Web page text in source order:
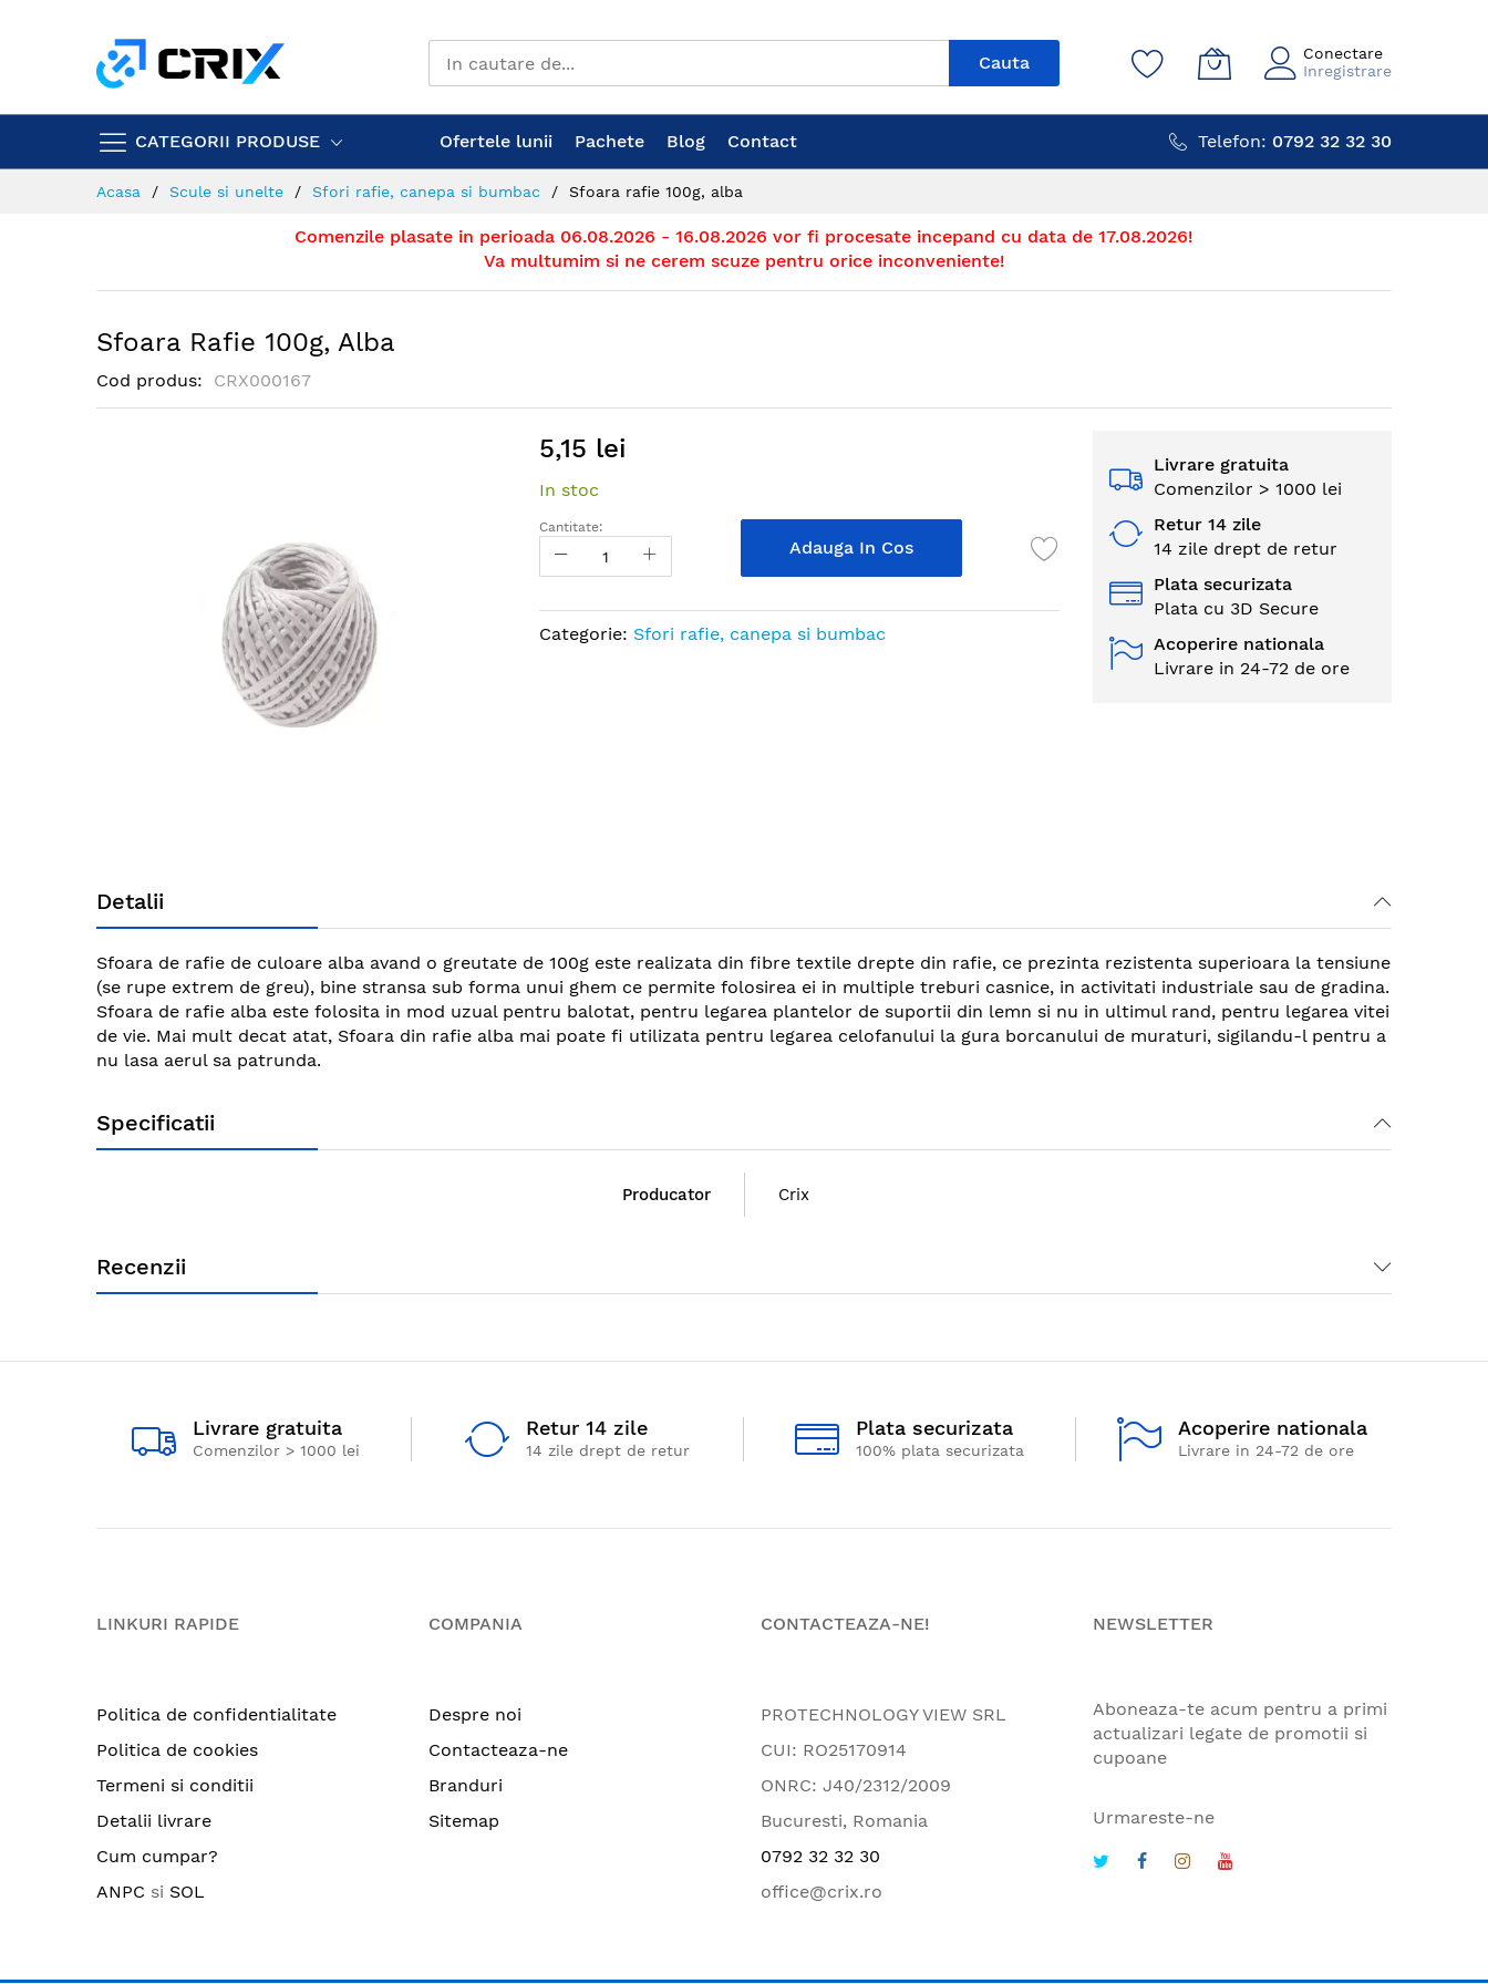
CATEGORII PRODUSE
Cauta
Conectare
Inregistrare
Ofertele lunii Pachete Blog Contact Telefon: 0792 32 32 30
Acasa Scule si unelte Sfori rafie, canepa si bumbac Sfoara rafie 100g, alba
Comenzile plasate in perioada 06.08.2026 - 16.08.2026 vor fi procesate incepand cu data de 17.08.2026!
Va multumim si ne cerem scuze pentru orice inconveniente!
Sfoara Rafie 100g, Alba
Cod produs CRX000167
the
beginning
the
images
gallery
5,15 lei
In stoc
Cantitate:
Adauga In Cos
Categorie: Sfori rafie, canepa si bumbac
Livrare gratuita
Comenzilor > 1000 lei
Retur 14 zile
14 zile drept de retur
Plata securizata
Plata cu 3D Secure
Acoperire nationala
Livrare in 24-72 de ore
Detalii
Sfoara de rafie de culoare alba avand o greutate de 100g este realizata din fibre textile drepte din rafie, ce prezinta rezistenta superioara la tensiune
(se rupe extrem de greu), bine stransa sub forma unui ghem ce permite folosirea ei in multiple treburi casnice, in activitati industriale sau de gradina.
Sfoara de rafie alba este folosita in mod uzual pentru balotat, pentru legarea plantelor de suportii din lemn si nu in ultimul rand, pentru legarea vitei
de vie. Mai mult decat atat, Sfoara din rafie alba mai poate fi utilizata pentru legarea celofanului la gura borcanului de muraturi, sigilandu-l pentru a
nu lasa aerul sa patrunda.
Specificatii
Producator Crix
Recenzii
Livrare gratuita
Comenzilor > 1000 lei
Retur 14 zile
14 zile drept de retur
Plata securizata
100% plata securizata
Acoperire nationala
Livrare in 24-72 de ore
LINKURI RAPIDE
Politica de confidentialitate
Politica de cookies
Termeni si conditii
Detalii livrare
Cum cumpar?
ANPC si SOL
COMPANIA
Despre noi
Contacteaza-ne
Branduri
Sitemap
CONTACTEAZA-NE!
PROTECHNOLOGY VIEW SRL
CUI: RO25170914
ONRC: J40/2312/2009
Bucuresti, Romania
0792 32 32 30
office@crix.ro
NEWSLETTER
Aboneaza-te acum pentru a primi
actualizari legate de promotii si
cupoane
Urmareste-ne